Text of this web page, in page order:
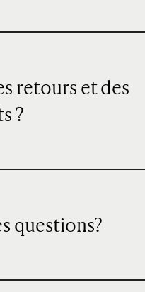
retours et des
?
questions?